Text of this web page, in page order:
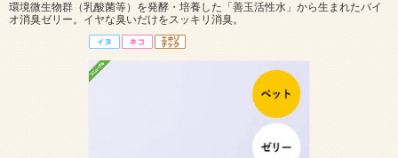
環境微生物群（乳酸菌等）を発酵・培養した「善玉活性水」から生まれたバイ
オ消臭ゼリー。イヤな臭いだけをスッキリ消臭。